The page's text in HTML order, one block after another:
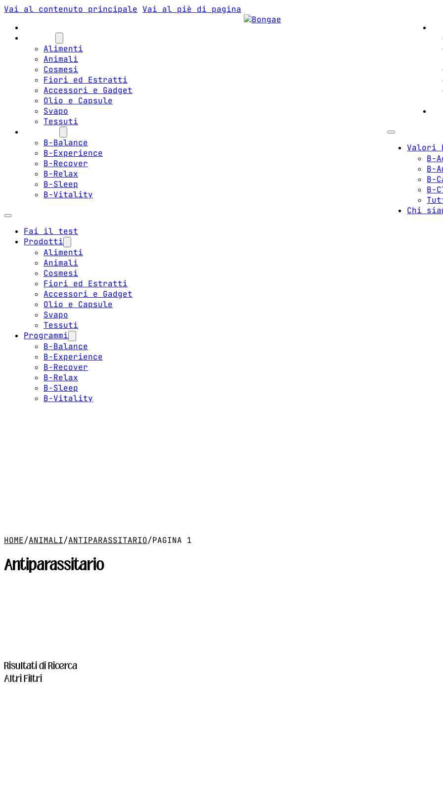
Vai al contenuto principale Vai al piè di pagina
Alimenti
Animali
Cosmesi
Fiori ed Estratti
Accessori e Gadget
Olio e Capsule
Svapo
Tessuti
B-Balance
B-Experience
B-Recover
B-Relax
B-Sleep
B-Vitality
Fai il test
Prodotti
Alimenti
Animali
Cosmesi
Fiori ed Estratti
Accessori e Gadget
Olio e Capsule
Svapo
Tessuti
Programmi
B-Balance
B-Experience
B-Recover
B-Relax
B-Sleep
B-Vitality
Valori
B-
B-
B-
B-
Chi
HOME/ANIMALI/ANTIPARASSITARIO/PAGINA 1
Antiparassitario
Risultati di Ricerca
Altri Filtri